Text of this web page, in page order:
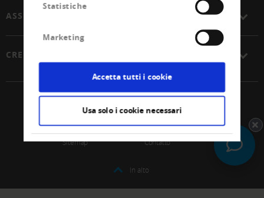
Statistiche
Marketing
Accetta tutti i cookie
Usa solo i cookie necessari
ASSOCIAZIONE
CREDITREFORM
© 2026 Unione Svizzera Creditreform SCoop
Impressum
Protezione dei dati
Sitemap
Contatto
In alto